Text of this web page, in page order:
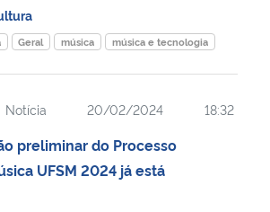
Geral música música e tecnologia
Notícia 20/02/2024 18:32
preliminar do Processo
UFSM 2024 já está